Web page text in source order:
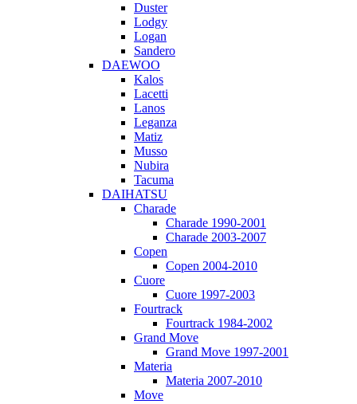
Duster
Lodgy
Logan
Sandero
DAEWOO
Kalos
Lacetti
Lanos
Leganza
Matiz
Musso
Nubira
Tacuma
DAIHATSU
Charade
Charade 1990-2001
Charade 2003-2007
Copen
Copen 2004-2010
Cuore
Cuore 1997-2003
Fourtrack
Fourtrack 1984-2002
Grand Move
Grand Move 1997-2001
Materia
Materia 2007-2010
Move